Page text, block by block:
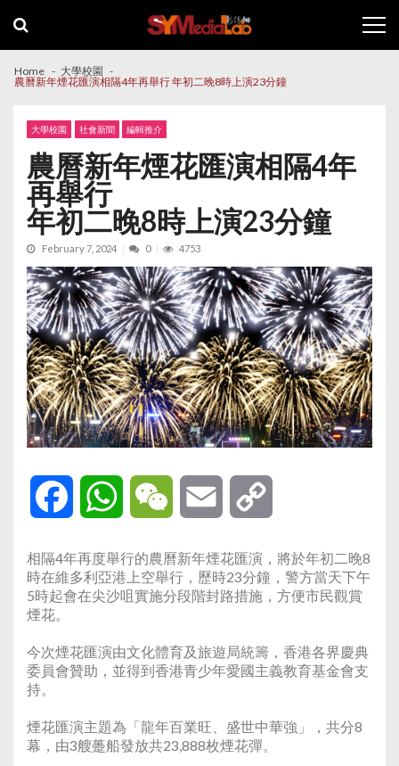
navigation
content
Home
大學校園
農曆新年煙花匯演相隔4年再舉行 年初二晚8時上演23分鐘
大學校園 社會新聞 編輯推介
農曆新年煙花匯演相隔4年
再舉行
年初二晚8時上演23分鐘
February 7, 2024 0 4753
Facebook WhatsAppWeChat Email
相隔4年再度舉行的農曆新年煙花匯演，將於年初二晚8
時在維多利亞港上空舉行，歷時23分鐘，警方當天下午
5時起會在尖沙咀實施分段階封路措施，方便市民觀賞
煙花。
今次煙花匯演由文化體育及旅遊局統籌，香港各界慶典
委員會贊助，並得到香港青少年愛國主義教育基金會支
持。
煙花匯演主題為「龍年百業旺、盛世中華強」，共分8
幕，由3艘躉船發放共23,888枚煙花彈。